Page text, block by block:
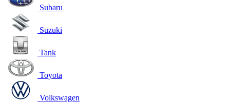
Subaru
Suzuki
Tank
Toyota
Volkswagen